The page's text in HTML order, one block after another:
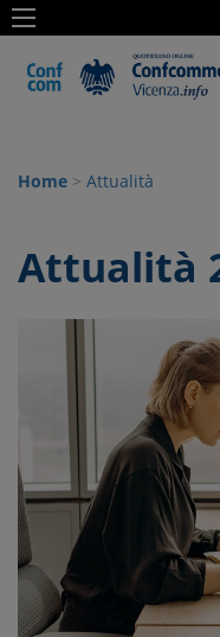
Home > Attualità
Attualità